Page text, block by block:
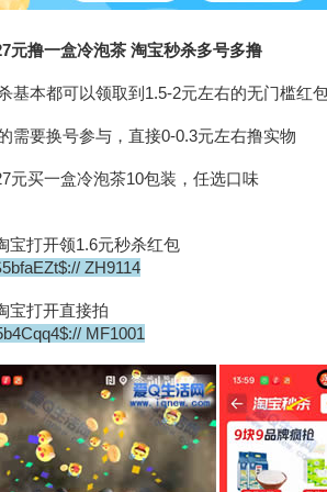
元撸一盒冷泡茶 淘宝秒杀多号多撸
基本都可以领取到1.5-2元左右的无门槛红
需要换号参与，直接0-0.3元左右撸实物
元买一盒冷泡茶10包装，任选口味
宝打开领1.6元秒杀红包
ZH9114
宝打开直接拍
MF1001